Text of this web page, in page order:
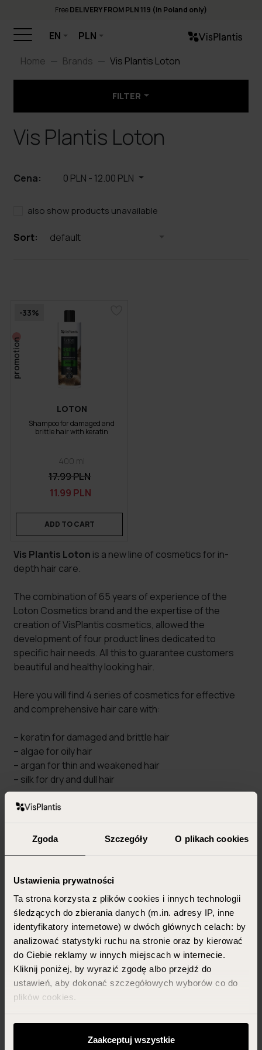
Zgoda Szczegóły O plikach cookies
Ustawienia prywatności
Ta strona korzysta z plików cookies i innych technologii
śledzących do zbierania danych (m.in. adresy IP, inne
identyfikatory internetowe) w dwóch głównych celach: by
analizować statystyki ruchu na stronie oraz by kierować
do Ciebie reklamy w innych miejscach w internecie.
Kliknij poniżej, by wyrazić zgodę albo przejdź do
ustawień, aby dokonać szczegółowych wyborów co do
plików cookies.
Możesz zawsze zarządzać swoimi zgodami (w tym
odwołać te, których udzieliłeś wcześniej) klikając w
Zaakceptuj wszystkie
FreeDELIVERY FROM PLN 119 (in Poland only)
EN
PLN
Home
Brands Vis Plantis Loton
FILTER
Vis Plantis Loton
Cena: 0 PLN - 12.00 PLN
also show products unavailable
Sort: default
-33%
promotion
LOTON
Shampoo for damaged and
brittle hair with keratin
400 ml
17.99 PLN
11.99 PLN
ADD TO CART
Vis Plantis Loton is a new line of cosmetics for in-
depth hair care.
The combination of 65 years of experience of the
Loton Cosmetics brand and the expertise of the
creation of VisPlantis cosmetics, allowed the
development of four product lines dedicated to
specific hair needs. All this to guarantee customers
beautiful and healthy looking hair.
Here you will find 4 series of cosmetics for effective
and comprehensive hair care with:
– keratin for damaged and brittle hair
– algae for oily hair
– argan for thin and weakened hair
– silk for dry and dull hair
MORE
Sign up, confirm your
subscriptionget 15% discount
with a code for your first
purchase (applies to regular
priced items only)